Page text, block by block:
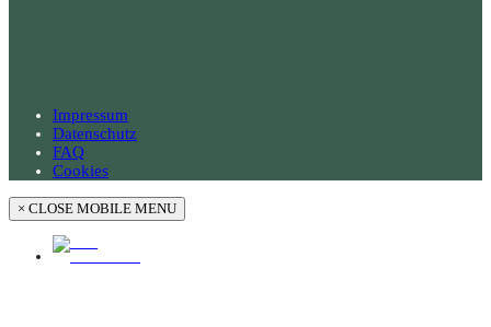
Impressum
Datenschutz
FAQ
Cookies
× CLOSE MOBILE MENU